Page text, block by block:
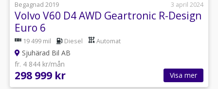
Begagnad 2019
3 april 2024
Volvo V60 D4 AWD Geartronic R-Design
Euro 6
19 499 mil Diesel Automat
Sjuhärad Bil AB
fr. 4 844 kr/mån
298 999 kr Visa mer